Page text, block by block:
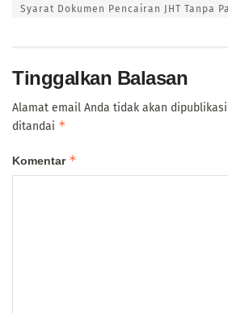
Syarat Dokumen Pencairan JHT Tanpa
Tinggalkan Balasan
Alamat email Anda tidak akan
ditandai *
Komentar *